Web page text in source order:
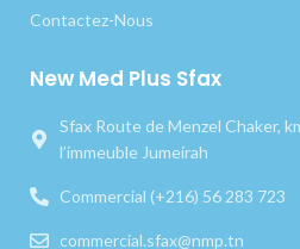
Contactez-Nous
New Med Plus Sfax
Sfax Route de Menzel Chaker,
l’immeuble Jumeirah
Commercial (+216) 56 283 723
commercial.sfax@nmp.tn